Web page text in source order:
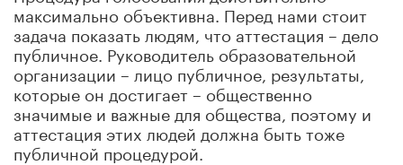
максимально объективна. Перед нами стоит
задача показать людям, что аттестация – дело
публичное. Руководитель образовательной
организации – лицо публичное, результаты,
которые он достигает – общественно
значимые и важные для общества, поэтому и
аттестация этих людей должна быть тоже
публичной процедурой.